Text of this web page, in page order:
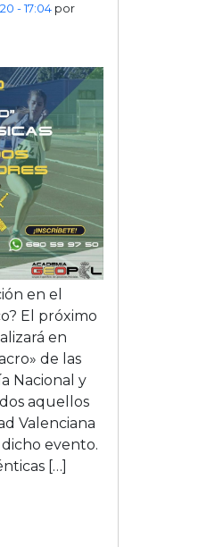
- 17:04 por
en el
El próximo
en
de las
Nacional y
aquellos
Valenciana
evento.
[…]